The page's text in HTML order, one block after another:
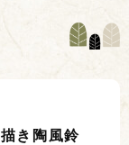
き陶風鈴